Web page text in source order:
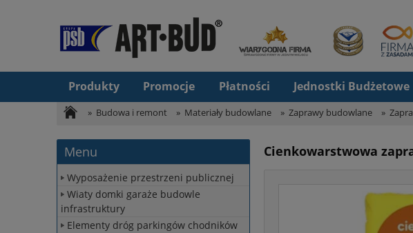
Produkty Promocje Płatności Jednostki Budżetowe
» Budowa i remont » Materiały budowlane » Zaprawy budowlane »
Menu
Wyposażenie przestrzeni publicznej
Wiaty domki garaże budowle
infrastruktury
Elementy dróg parkingów chodników
Cienkowarstwowa